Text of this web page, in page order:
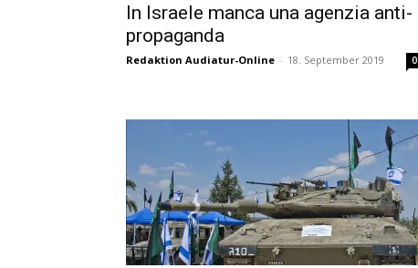
In Israele manca una agenzia anti-
propaganda
Redaktion Audiatur-Online - 18. September 2019 0